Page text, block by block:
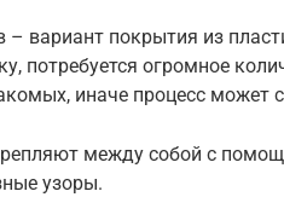
– вариант покрытия из
потребуется огромное
иначе процесс может
между собой с
узоры.